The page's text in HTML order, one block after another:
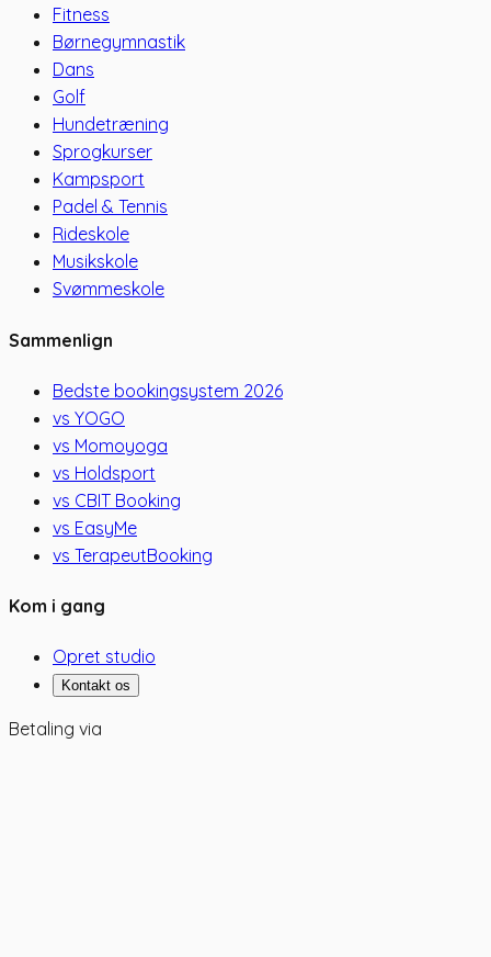
Fitness
Børnegymnastik
Dans
Golf
Hundetræning
Sprogkurser
Kampsport
Padel & Tennis
Rideskole
Musikskole
Svømmeskole
Sammenlign
Bedste bookingsystem 2026
vs YOGO
vs Momoyoga
vs Holdsport
vs CBIT Booking
vs EasyMe
vs TerapeutBooking
Kom i gang
Opret studio
Kontakt os
Betaling via